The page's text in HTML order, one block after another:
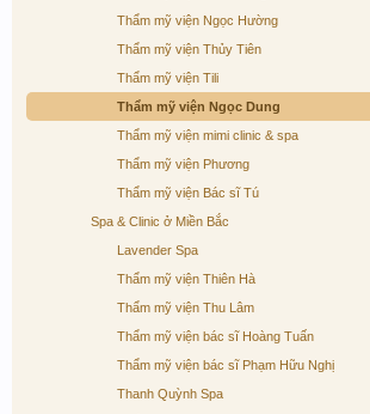
Thẩm mỹ viện Ngọc Hường
Thẩm mỹ viện Thủy Tiên
Thẩm mỹ viện Tili
Thẩm mỹ viện Ngọc Dung
Thẩm mỹ viện mimi clinic & spa
Thẩm mỹ viện Phương
Thẩm mỹ viện Bác sĩ Tú
Spa & Clinic ở Miền Bắc
Lavender Spa
Thẩm mỹ viện Thiên Hà
Thẩm mỹ viện Thu Lâm
Thẩm mỹ viện bác sĩ Hoàng Tuấn
Thẩm mỹ viện bác sĩ Phạm Hữu Nghị
Thanh Quỳnh Spa